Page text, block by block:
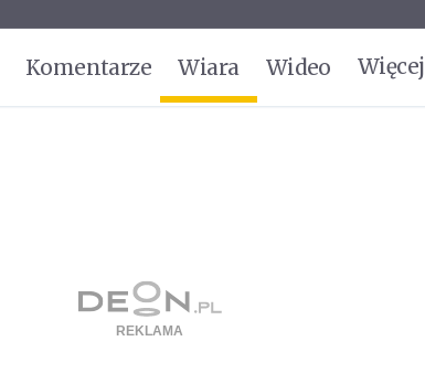
Komentarze Wiara Wideo Więcej